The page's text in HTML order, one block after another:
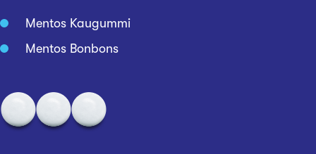
Mentos Kaugummi
Mentos Bonbons